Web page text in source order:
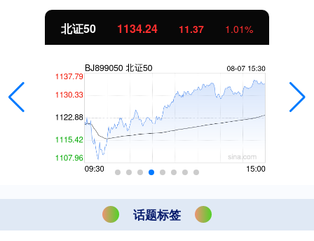
北证50 1134.24 11.37 1.01%
话题标签